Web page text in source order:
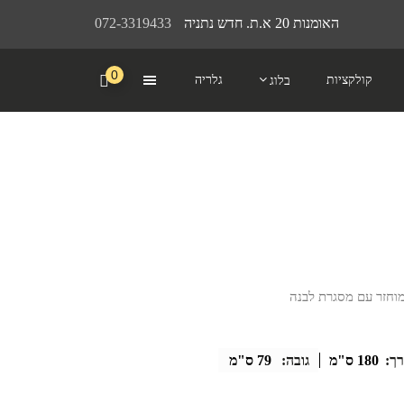
072-3319433 האומנות 20 א.ת. חדש נתניה
קולקציות בלוג גלריה 0
180 ס"מ גובה: 79 ס"מ